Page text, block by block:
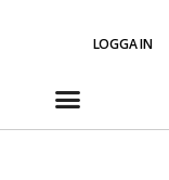
LOGGA IN